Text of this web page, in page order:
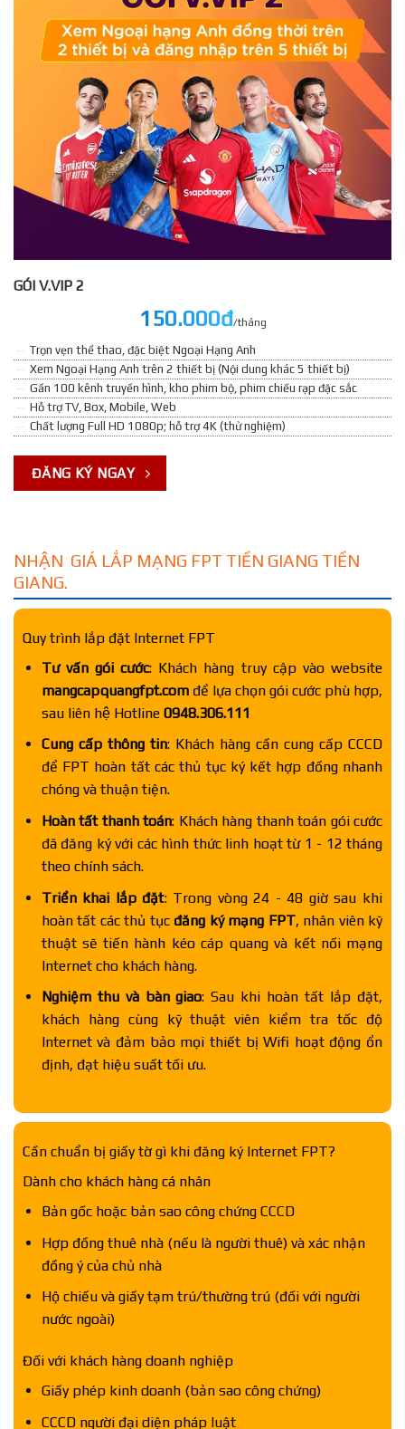
GÓI V.VIP 2
150.000đ/tháng
Trọn vẹn thể thao, đặc biệt Ngoại Hạng Anh
Xem Ngoại Hạng Anh trên 2 thiết bị (Nội dung khác 5 thiết bị)
Gần 100 kênh truyền hình, kho phim bộ, phim chiếu rạp đặc sắc
Hỗ trợ TV, Box, Mobile, Web
Chất lượng Full HD 1080p; hỗ trợ 4K (thử nghiệm)
ĐĂNG KÝ NGAY
NHẬN GIÁ LẮP MẠNG FPT TIỀN GIANG TIỀN
GIANG.
Quy trình lắp đặt Internet FPT
Tư vấn gói cước: Khách hàng truy cập vào website
mangcapquangfpt.comđể lựa chọn gói cước phù hợp,
sau liên hệ Hotline 0948.306.111
Cung cấp thông tin: Khách hàng cần cung cấp CCCD
để FPT hoàn tất các thủ tục ký kết hợp đồng nhanh
chóng và thuận tiện.
Hoàn tất thanh toán: Khách hàng thanh toán gói cước
đã đăng ký với các hình thức linh hoạt từ 1 - 12 tháng
theo chính sách.
Triển khai lắp đặt: Trong vòng 24 - 48 giờ sau khi
hoàn tất các thủ tục đăng ký mạng FPT, nhân viên kỹ
thuật sẽ tiến hành kéo cáp quang và kết nối mạng
Internet cho khách hàng.
Nghiệm thu và bàn giao: Sau khi hoàn tất lắp đặt,
khách hàng cùng kỹ thuật viên kiểm tra tốc độ
Internet và đảm bảo mọi thiết bị Wifi hoạt động ổn
định, đạt hiệu suất tối ưu.
Cần chuẩn bị giấy tờ gì khi đăng ký Internet FPT?
Dành cho khách hàng cá nhân
Bản gốc hoặc bản sao công chứng CCCD
Hợp đồng thuê nhà (nếu là người thuê) và xác nhận
đồng ý của chủ nhà
Hộ chiếu và giấy tạm trú/thường trú (đối với người
nước ngoài)
Đối với khách hàng doanh nghiệp
Giấy phép kinh doanh (bản sao công chứng)
CCCD người đại diện pháp luật